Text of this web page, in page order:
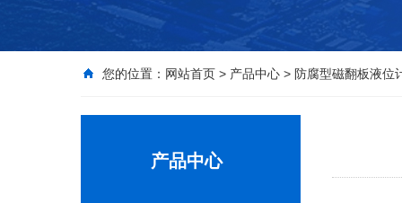
您的位置： 网站首页 > 产品中心 > 防腐型磁翻板液位
产品中心